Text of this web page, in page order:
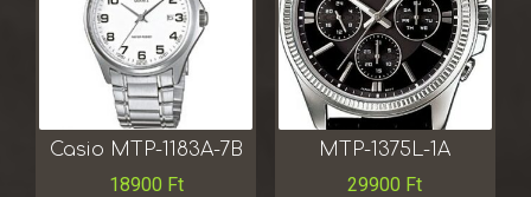
Casio MTP-1183A-7B
18900 Ft
MTP-1375L-1A
29900 Ft